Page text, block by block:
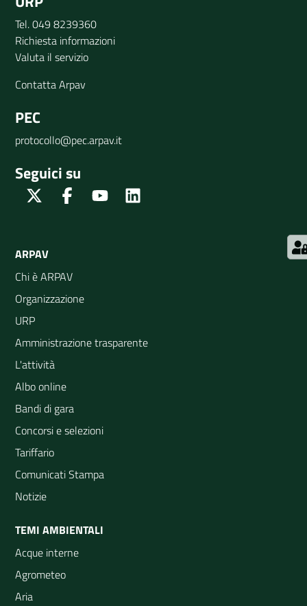
Tel. 049 8239360
Richiesta informazioni
Valuta il servizio
Contatta Arpav
PEC
protocollo@pec.arpav.it
Seguici su
Twitter FacebookYoutube
ARPAV
Chi è ARPAV
Organizzazione
URP
Amministrazione trasparente
L'attività
Albo online
Bandi di gara
Concorsi e selezioni
Tariffario
Comunicati Stampa
Notizie
TEMI AMBIENTALI
Acque interne
Agrometeo
Aria